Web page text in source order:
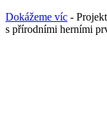
Dokážeme víc -
s přírodními herními